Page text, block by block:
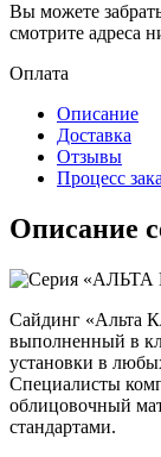
Вы можете
смотрите адреса
Оплата
Описание
Доставка
Отзывы
Процесс
Описание
Сайдинг «Альта
выполненный в
установки в
Специалисты
облицовочный
стандартами.